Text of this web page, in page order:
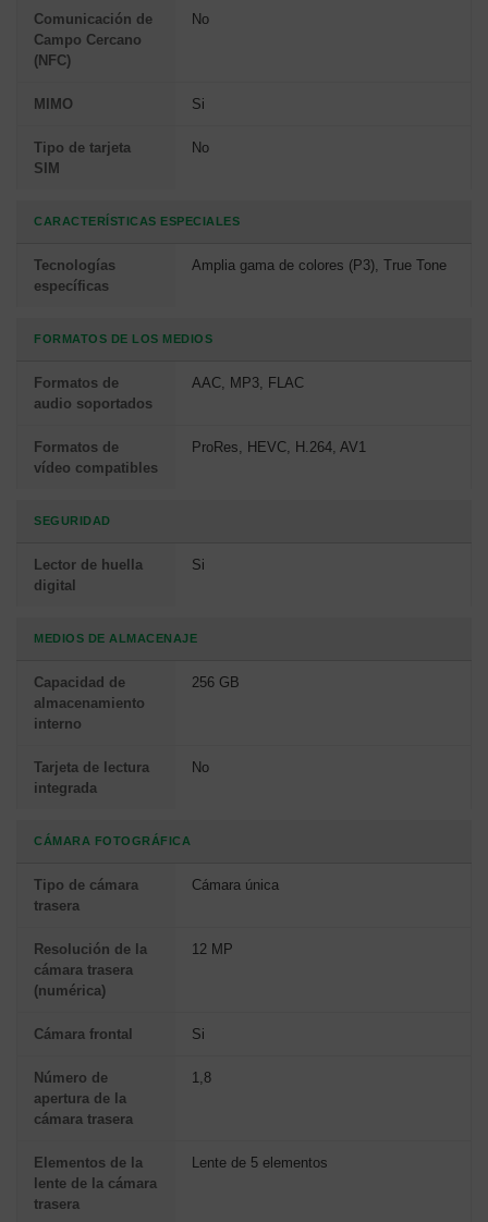
Comunicación de
Campo Cercano
(NFC)
No
MIMO Si
Tipo de tarjeta
SIM
No
CARACTERÍSTICAS ESPECIALES
Tecnologías
específicas
Amplia gama de colores (P3), True Tone
FORMATOS DE LOS MEDIOS
Formatos de
audio soportados
AAC, MP3, FLAC
Formatos de
vídeo compatibles
ProRes, HEVC, H.264, AV1
SEGURIDAD
Lector de huella
digital
Si
MEDIOS DE ALMACENAJE
Capacidad de
almacenamiento
interno
256 GB
Tarjeta de lectura
integrada
No
CÁMARA FOTOGRÁFICA
Tipo de cámara
trasera
Cámara única
Resolución de la
cámara trasera
(numérica)
12 MP
Cámara frontal Si
Número de
apertura de la
cámara trasera
1,8
Elementos de la
lente de la cámara
trasera
Lente de 5 elementos